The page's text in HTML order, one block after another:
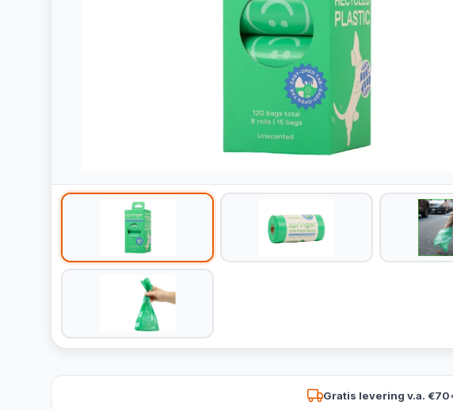
Gratis levering v.a.